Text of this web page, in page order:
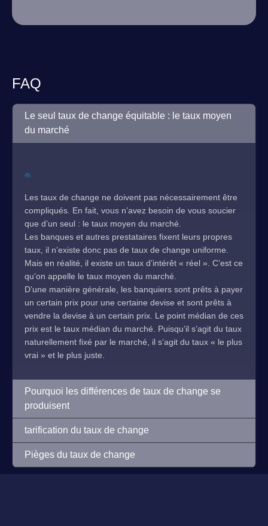
FAQ
Le seul taux de change équitable : le taux moyen
du marché
Les taux de change ne doivent pas nécessairement être
compliqués. En fait, vous n’avez besoin de vous soucier
que d’un seul : le taux moyen du marché.
Les banques et autres prestataires fixent leurs propres
taux, il n’existe donc pas de taux de change uniforme.
Mais en réalité, il existe un taux d’intérêt « réel ». C’est ce
qu’on appelle le taux moyen du marché.
D’une manière générale, les banquiers sont prêts à payer
un certain prix pour une certaine devise et sont prêts à
vendre la devise à un certain prix. Le point médian de ces
prix est le taux médian du marché. Puisqu’il s’agit du taux
naturellement fixé par le marché, il s’agit du taux « le plus
vrai » et le plus juste.
Pourquoi les différences de taux de change se
produisent
tarification du taux de change
Pièges du taux de change